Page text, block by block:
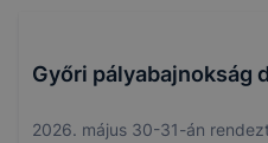
Győri pályabajnokság
2026. május 30-31-án